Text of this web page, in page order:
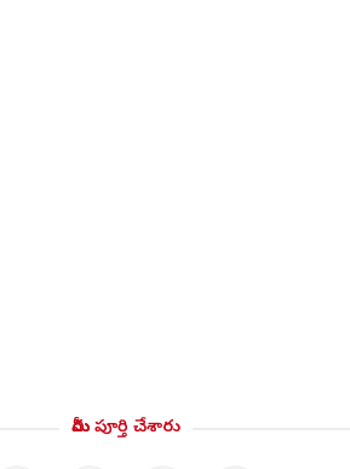
మీరు పూర్తి చేశారు